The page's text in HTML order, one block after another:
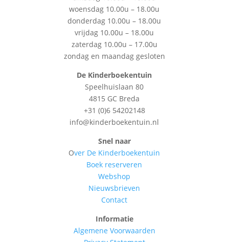
woensdag 10.00u – 18.00u
donderdag 10.00u – 18.00u
vrijdag 10.00u – 18.00u
zaterdag 10.00u – 17.00u
zondag en maandag gesloten
De Kinderboekentuin
Speelhuislaan 80
4815 GC Breda
+31 (0)6 54202148
info@kinderboekentuin.nl
Snel naar
Over De Kinderboekentuin
Boek reserveren
Webshop
Nieuwsbrieven
Contact
Informatie
Algemene Voorwaarden